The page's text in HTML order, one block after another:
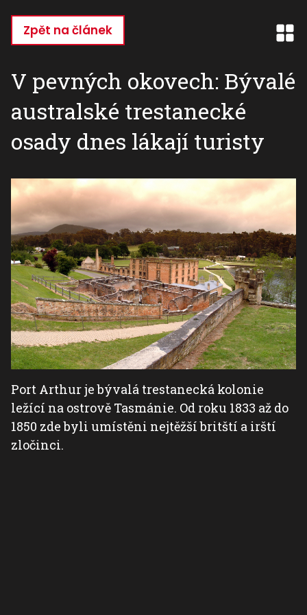
hlavnímu
Zpět na článek
V pevných okovech: Bývalé
australské trestanecké
osady dnes lákají turisty
Port Arthur je bývalá trestanecká kolonie
ležící na ostrově Tasmánie. Od roku 1833 až do
1850 zde byli umístěni nejtěžší britští a irští
zločinci.